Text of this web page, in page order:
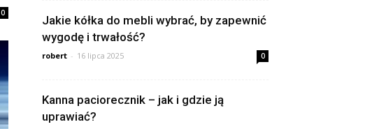
0
Jakie kółka do mebli wybrać, by zapewnić
wygodę i trwałość?
robert - 16 lipca 2025 0
Kanna paciorecznik – jak i gdzie ją
uprawiać?